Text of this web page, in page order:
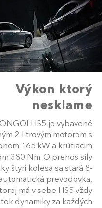
Výkon ktorý
nesklame
HS5 je vybavené
2-litrovým motorom s
165 kW a krútiacim
380 Nm. O prenos sily
štyri kolesá sa stará 8-
prevodovka,
má v sebe HS5 vždy
dynamiky za každých